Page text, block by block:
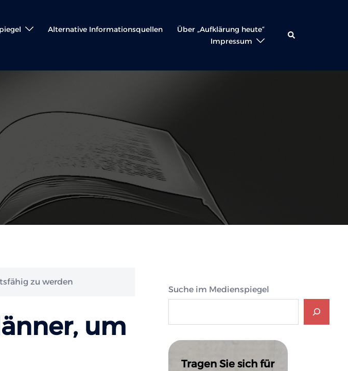
Alternative Informationsquellen
Über „Aufklärung heute“
Impressum
Suche
zu werden
um
Suche im Medienspiegel
Tragen Sie sich für